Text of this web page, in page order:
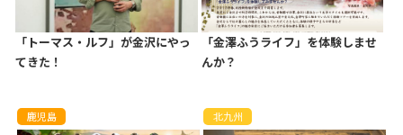
「トーマス・ルフ」が金沢にやっ
てきた！
「金澤ふうライフ」を体験しませ
んか？
鹿児島 北九州